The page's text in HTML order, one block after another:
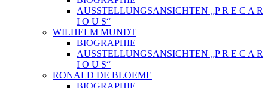
AUSSTELLUNGSANSICHTEN „P R E C A R
I O U S“
WILHELM MUNDT
BIOGRAPHIE
AUSSTELLUNGSANSICHTEN „P R E C A R
I O U S“
RONALD DE BLOEME
BIOGRAPHIE